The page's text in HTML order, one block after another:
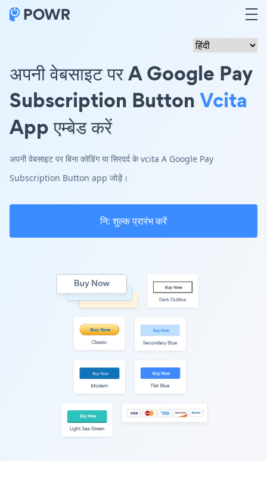
अपनी वेबसाइट पर A Google Pay
Subscription ButtonVcita
App एम्बेड करें
अपनी वेबसाइट पर बिना कोडिंग या सिरदर्द के vcita A Google Pay
Subscription Button app जोड़ें।
नि: शुल्क प्रारंभ करें